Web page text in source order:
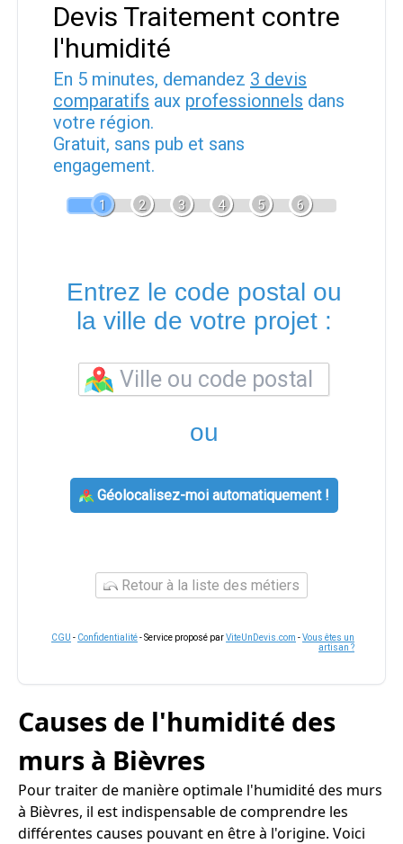
Devis Traitement contre
l'humidité
En 5 minutes, demandez 3 devis
comparatifs aux professionnels dans
votre région.
Gratuit, sans pub et sans
engagement.
1 2 3 4 5 6
Entrez le code postal ou
la ville de votre projet :
ou
Géolocalisez-moi automatiquement !
Retour à la liste des métiers
CGU - Confidentialité- Service proposé parViteUnDevis.com -Vous êtes un
artisan ?
Causes de l'humidité des
murs à Bièvres
Pour traiter de manière optimale l'humidité des murs
à Bièvres, il est indispensable de comprendre les
différentes causes pouvant en être à l'origine. Voici